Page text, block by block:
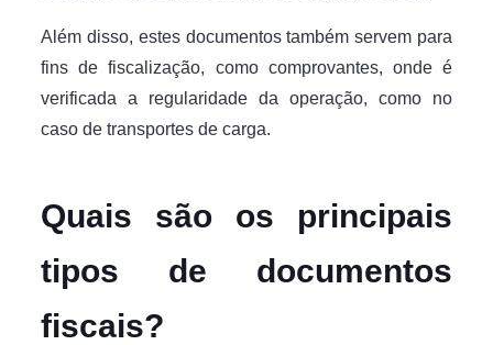
Além disso, estes documentos também servem para
fins de fiscalização, como comprovantes, onde é
verificada a regularidade da operação, como no
caso de transportes de carga.
Quais são os principais
tipos de documentos
fiscais?